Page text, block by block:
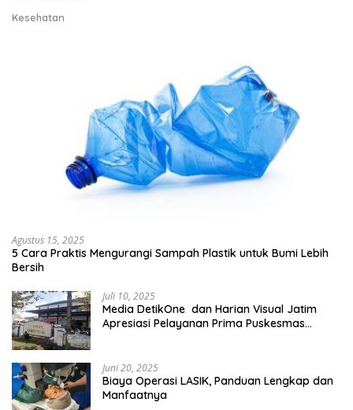
Kesehatan
Agustus 15, 2025
5 Cara Praktis Mengurangi Sampah Plastik untuk Bumi Lebih
Bersih
Juli 10, 2025
Media DetikOne dan Harian Visual Jatim
Apresiasi Pelayanan Prima Puskesmas
Juni 20, 2025
Biaya Operasi LASIK, Panduan Lengkap dan
Manfaatnya